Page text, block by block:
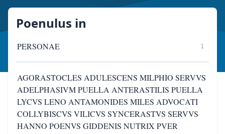
Poenulus in
PERSONAE 1
AGORASTOCLES ADULESCENS MILPHIO SERVVS
ADELPHASIVM PUELLA ANTERASTILIS PUELLA
LYCVS LENO ANTAMONIDES MILES ADVOCATI
COLLYBISCVS VILICVS SYNCERASTVS SERVVS
HANNO POENVS GIDDENIS NUTRIX PVER